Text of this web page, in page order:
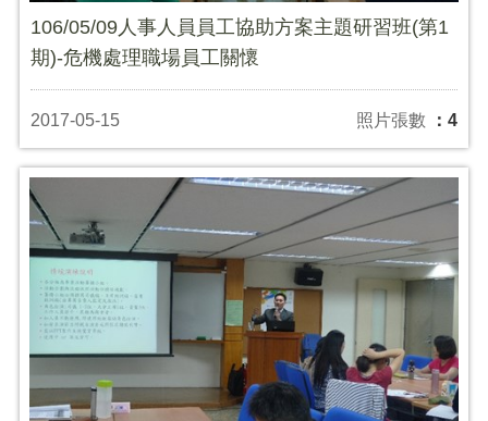
106/05/09人事人員員工協助方案主題研習班(第1
期)-危機處理職場員工關懷
2017-05-15 照片張數 ：4